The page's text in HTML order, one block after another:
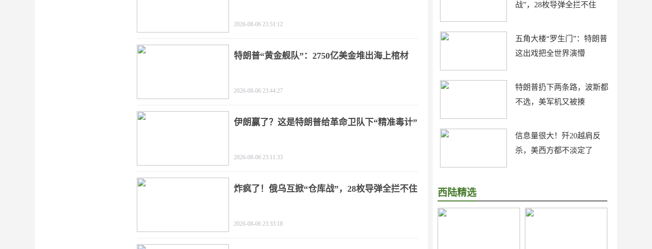
战”，28枚导弹全拦不住
五角大楼“罗生门”：特朗普
这出戏把全世界演懵
特朗普扔下两条路，波斯都
不选，美军机又被揍
信息量很大！歼20越肩反
杀，美西方都不淡定了
西陆精选
2026-08-06 23:51:12
特朗普“黄金舰队”：2750亿美金堆出海上棺材
2026-08-06 23:44:27
伊朗赢了？这是特朗普给革命卫队下“精准毒计”
2026-08-06 23:11:33
炸疯了！俄乌互掀“仓库战”，28枚导弹全拦不住
2026-08-06 23:33:18